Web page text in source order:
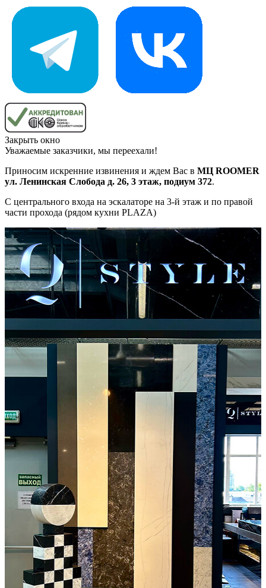
Закрыть окно
Уважаемые заказчики, мы переехали!
Приносим искренние извинения и ждем Вас в МЦ ROOMER
ул. Ленинская Слобода д. 26, 3 этаж, подиум 372.
С центрального входа на эскалаторе на 3-й этаж и по правой
части прохода (рядом кухни PLAZA)